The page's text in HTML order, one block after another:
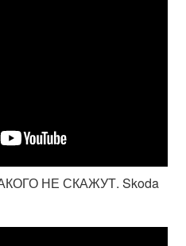
НЕ СКАЖУТ. Skoda